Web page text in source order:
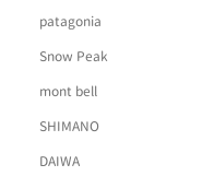
patagonia
Snow Peak
mont bell
SHIMANO
DAIWA